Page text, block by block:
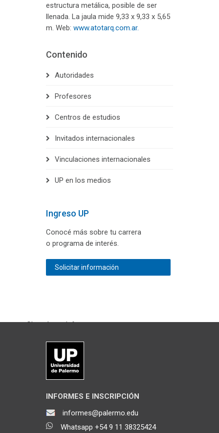
estructura metálica, posible de ser
llenada. La jaula mide 9,33 x 9,33 x 5,65
m. Web: www.atotarq.com.ar.
Contenido
Autoridades
Profesores
Centros de estudios
Invitados internacionales
Vinculaciones internacionales
UP en los medios
Ingreso UP
Conocé más sobre tu carrera
o programa de interés.
Solicitar información
INFORMES E INSCRIPCIÓN
informes@palermo.edu
Whatsapp +54 9 11 38325424
Chateá con Informes